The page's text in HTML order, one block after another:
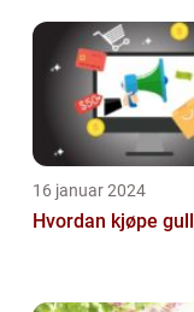
16 januar 2024
Hvordan kjøpe gull